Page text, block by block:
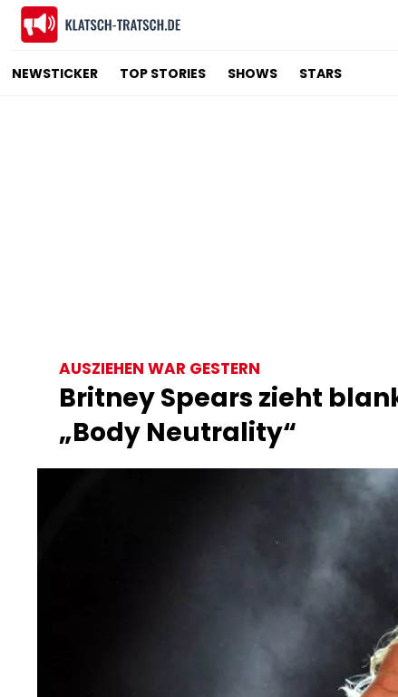
NEWSTICKER TOP STORIES SHOWS STARS
AUSZIEHEN WAR GESTERN
Britney Spears zieht
„Body Neutrality“